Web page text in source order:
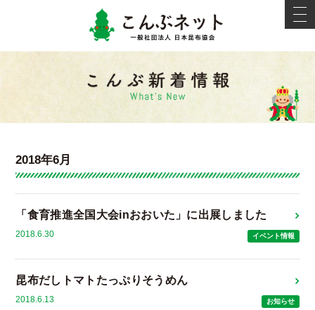
こんぶ
2018年6月
「食育推進全国大会inおおいた」に出展しました
2018.6.30 イベント情報
昆布だしトマトたっぷりそうめん
2018.6.13 お知らせ
t
o
g
v
g
n